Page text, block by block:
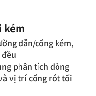
kém
dẫn/cổng kém,
phân tích dòng
vị trí cổng rót tối